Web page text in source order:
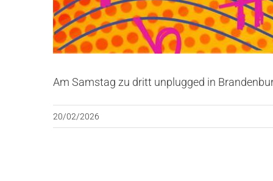
Am Samstag zu dritt unplugged in
20/02/2026